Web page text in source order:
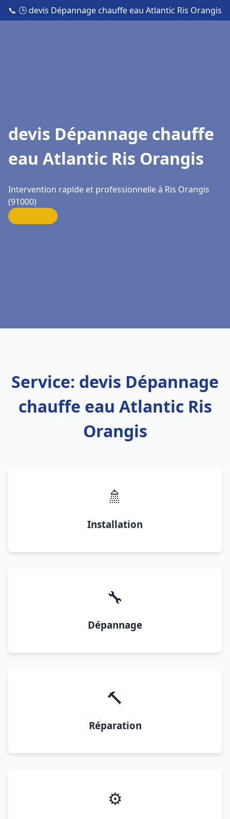
📞 🕒 devis Dépannage chauffe eau Atlantic Ris Orangis
devis Dépannage chauffe
eau Atlantic Ris Orangis
Intervention rapide et professionnelle à Ris Orangis
(91000)
Service: devis Dépannage
chauffe eau Atlantic Ris
Orangis
🚿
Installation
🔧
Dépannage
🔨
Réparation
⚙️